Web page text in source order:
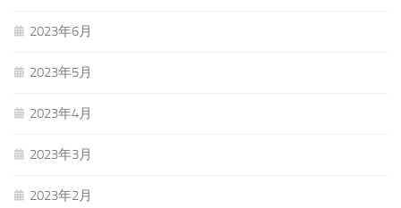
2023年6月
2023年5月
2023年4月
2023年3月
2023年2月